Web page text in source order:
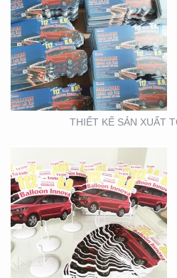
THIẾT KẾ SẢN XUẤT
THIẾT KẾ SẢN XUẤT
WOBLER ” TÀI CHÍNH
TOYOTA”
THIẾT KẾ THI CÔNG
CỦA HÀNG THỰC PHẨM
AN TOÀN GOOD EARTH
FOOD